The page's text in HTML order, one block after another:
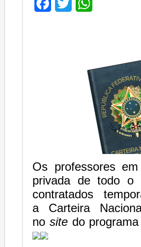
Facebook
Twitter
Os professores
privada de todo o
contratados
a Carteira
no sitedo programa